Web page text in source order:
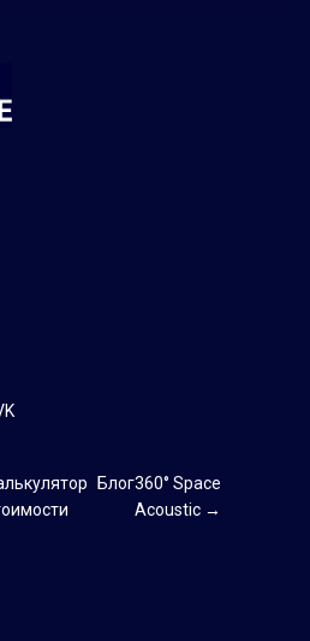
Блог360° Space
Acoustic →